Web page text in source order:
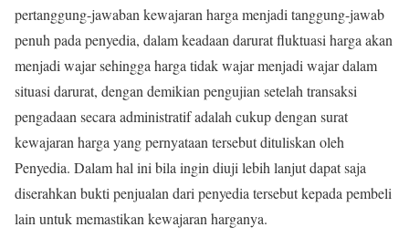
pertanggung-jawaban kewajaran harga menjadi tanggung-jawab
penuh pada penyedia, dalam keadaan darurat fluktuasi harga akan
menjadi wajar sehingga harga tidak wajar menjadi wajar dalam
situasi darurat, dengan demikian pengujian setelah transaksi
pengadaan secara administratif adalah cukup dengan surat
kewajaran harga yang pernyataan tersebut dituliskan oleh
Penyedia. Dalam hal ini bila ingin diuji lebih lanjut dapat saja
diserahkan bukti penjualan dari penyedia tersebut kepada pembeli
lain untuk memastikan kewajaran harganya.